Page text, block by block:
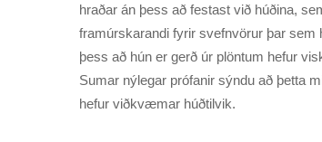
hraðar án þess að festast við húðina,
framúrskarandi fyrir svefnvörur þar
þess að hún er gerð úr plöntum hefur
Sumar nýlegar prófanir sýndu að þetta
hefur viðkvæmar húðtilvik.